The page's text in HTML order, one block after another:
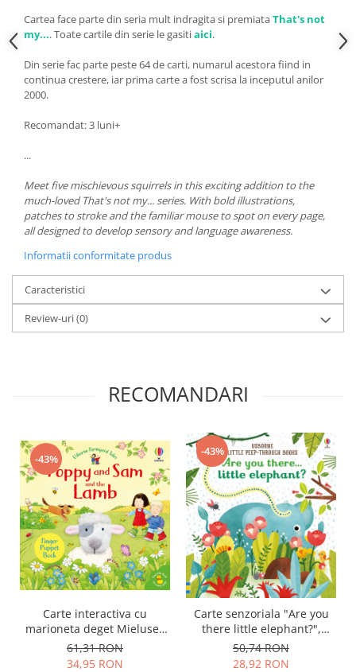
Cartea face parte din seria mult indragita si premiataThat's not
my....Toate cartile din serie le gasitiaici.
Din serie fac parte peste 64 de carti, numarul acestora fiind in
continua crestere, iar prima carte a fost scrisa la inceputul anilor
2000.
Recomandat: 3 luni+
...
Meet five mischievous squirrels in this exciting addition to the
much-loved That's not my... series. With bold illustrations,
patches to stroke and the familiar mouse to spot on every page,
all designed to develop sensory and language awareness.
Informatii conformitate produs
Caracteristici
Review-uri(0)
RECOMANDARI
-43%
Carte interactiva cu
marioneta deget Mielusel,
"Poppy and Sam and the
Lamb", Usborne
61,31 RON
34,95 RON
-43%
Carte senzoriala "Are you
there little elephant?",
cartonata, cu decupaje,
Usborne
50,74 RON
28,92 RON